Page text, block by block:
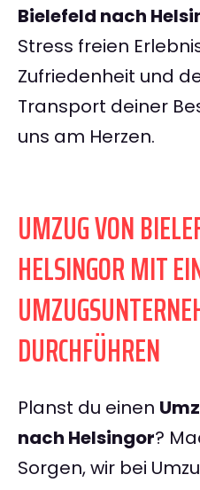
Bielefeld nach
Stress freien
Zufriedenheit und
Transport deiner
uns am Herzen.
UMZUG VON
HELSINGOR MIT
DURCHFÜHREN
Planst du einen
nach Helsingor?
Sorgen, wir bei